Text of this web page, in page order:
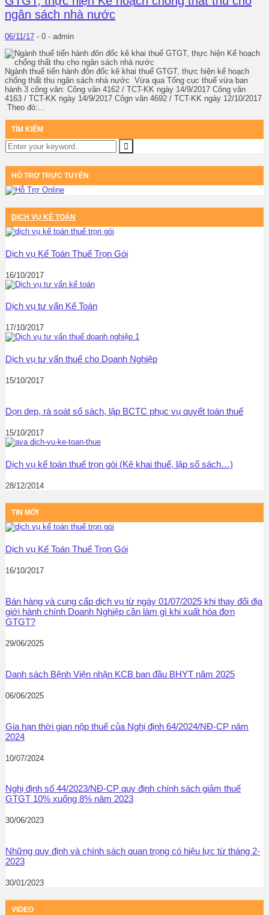
ngân sách nhà nước
06/11/17 - 0 - admin
Ngành thuế tiến hành đôn đốc kê khai thuế GTGT, thực hiện kế hoạch
chống thất thu ngân sách nhà nước Vừa qua Tổng cục thuế vừa ban
hành 3 công văn: Công văn 4162 / TCT-KK ngày 14/9/2017 Công văn
4163 / TCT-KK ngày 14/9/2017 Côgn văn 4692 / TCT-KK ngày 12/10/2017
Theo đó:...
TÌM KIẾM
HỖ TRỢ TRỰC TUYẾN
DỊCH VỤ KẾ TOÁN
Dịch vụ Kế Toán Thuế Trọn Gói
16/10/2017
Dịch vụ tư vấn Kế Toán
17/10/2017
Dịch vụ tư vấn thuế cho Doanh Nghiệp
15/10/2017
Dọn dẹp, rà soát sổ sách, lập BCTC phục vụ quyết toán thuế
15/10/2017
Dịch vụ kế toán thuế trọn gói (Kê khai thuế, lập sổ sách…)
28/12/2014
TIN MỚI
Dịch vụ Kế Toán Thuế Trọn Gói
16/10/2017
Bán hàng và cung cấp dịch vụ từ ngày 01/07/2025 khi thay đổi địa
giới hành chính Doanh Nghiệp cần làm gì khi xuất hóa đơn
GTGT?
29/06/2025
Danh sách Bệnh Viện nhận KCB ban đầu BHYT năm 2025
06/06/2025
Gia hạn thời gian nộp thuế của Nghị định 64/2024/NĐ-CP năm
2024
10/07/2024
Nghị định số 44/2023/NĐ-CP quy định chính sách giảm thuế
GTGT 10% xuống 8% năm 2023
30/06/2023
Những quy định và chính sách quan trọng có hiệu lực từ tháng 2-
2023
30/01/2023
VIDEO